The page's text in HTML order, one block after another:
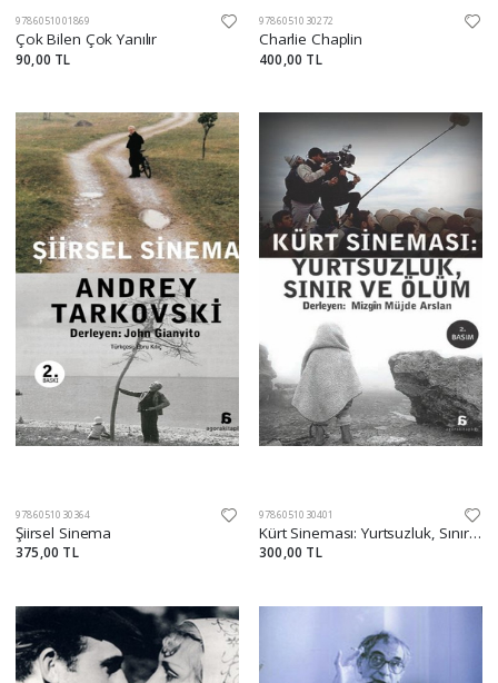
9786051001869
Çok Bilen Çok Yanılır
90,00 TL
9786051030272
Charlie Chaplin
400,00 TL
9786051030364
Şiirsel Sinema
375,00 TL
9786051030401
Kürt Sineması: Yurtsuzluk, Sınır ve Ölüm
300,00 TL